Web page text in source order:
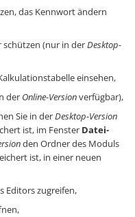
das Kennwort ändern
schützen (nur in derDesktop-
einsehen,
der Online-Versionverfügbar),
Sie in derDesktop-Version
ist, im Fenster Datei-
den Ordner des Moduls
ist, in einer neuen
Editors zugreifen,